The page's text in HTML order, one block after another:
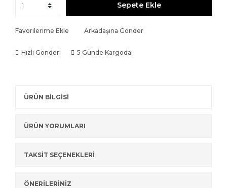
Sepete Ekle
Favorilerime Ekle Arkadaşına Gönder
Hızlı Gönderi 5 Günde Kargoda
ÜRÜN BİLGİSİ
ÜRÜN YORUMLARI
TAKSİT SEÇENEKLERİ
ÖNERİLERİNİZ